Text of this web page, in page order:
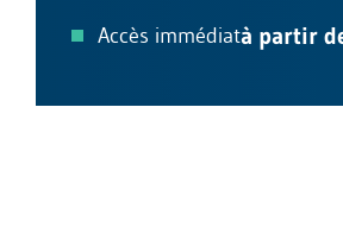
Accès immédiatà partir